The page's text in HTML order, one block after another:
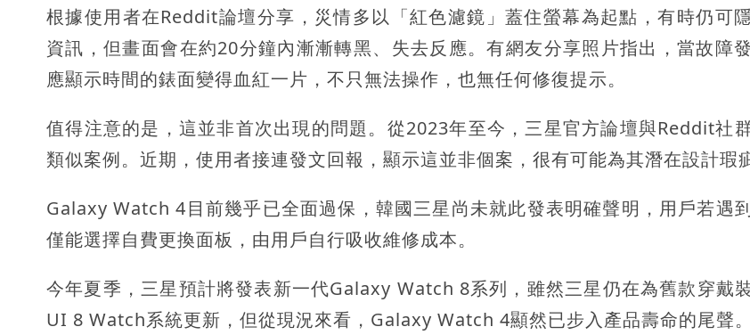
根據使用者在Reddit論壇分享，災情多以「紅色濾鏡」蓋住螢幕為起點，有時仍可
資訊，但畫面會在約20分鐘內漸漸轉黑、失去反應。有網友分享照片指出，當故障
應顯示時間的錶面變得血紅一片，不只無法操作，也無任何修復提示。
值得注意的是，這並非首次出現的問題。從2023年至今，三星官方論壇與Reddit社
類似案例。近期，使用者接連發文回報，顯示這並非個案，很有可能為其潛在設計瑕疵
Galaxy Watch 4目前幾乎已全面過保，韓國三星尚未就此發表明確聲明，用戶若遇
僅能選擇自費更換面板，由用戶自行吸收維修成本。
今年夏季，三星預計將發表新一代Galaxy Watch 8系列，雖然三星仍在為舊款穿戴
UI 8 Watch系統更新，但從現況來看，Galaxy Watch 4顯然已步入產品壽命的尾聲。